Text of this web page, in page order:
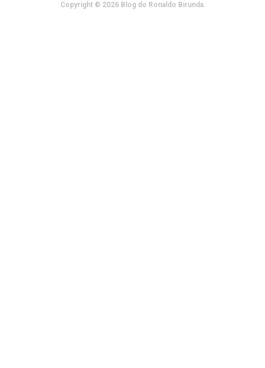
Copyright © 2026 Blog do Ronaldo Birunda.